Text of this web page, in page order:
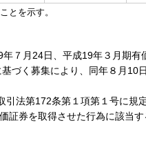
とを示す。
７月24日、平成19年３月期有
づく募集により、同年８月10
法第172条第１項第１号に規
券を取得させた行為に該当す